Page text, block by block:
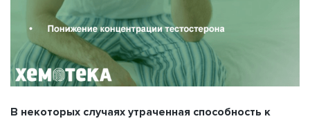
В некоторых случаях утраченная способность к